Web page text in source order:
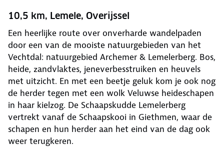
10,5 km, Lemele, Overijssel
Een heerlijke route over onverharde wandelpaden
door een van de mooiste natuurgebieden van het
Vechtdal: natuurgebied Archemer & Lemelerberg. Bos,
heide, zandvlaktes, jeneverbesstruiken en heuvels
met uitzicht. En met een beetje geluk kom je ook nog
de herder tegen met een wolk Veluwse heideschapen
in haar kielzog. De Schaapskudde Lemelerberg
vertrekt vanaf de Schaapskooi in Giethmen, waar de
schapen en hun herder aan het eind van de dag ook
weer terugkeren.